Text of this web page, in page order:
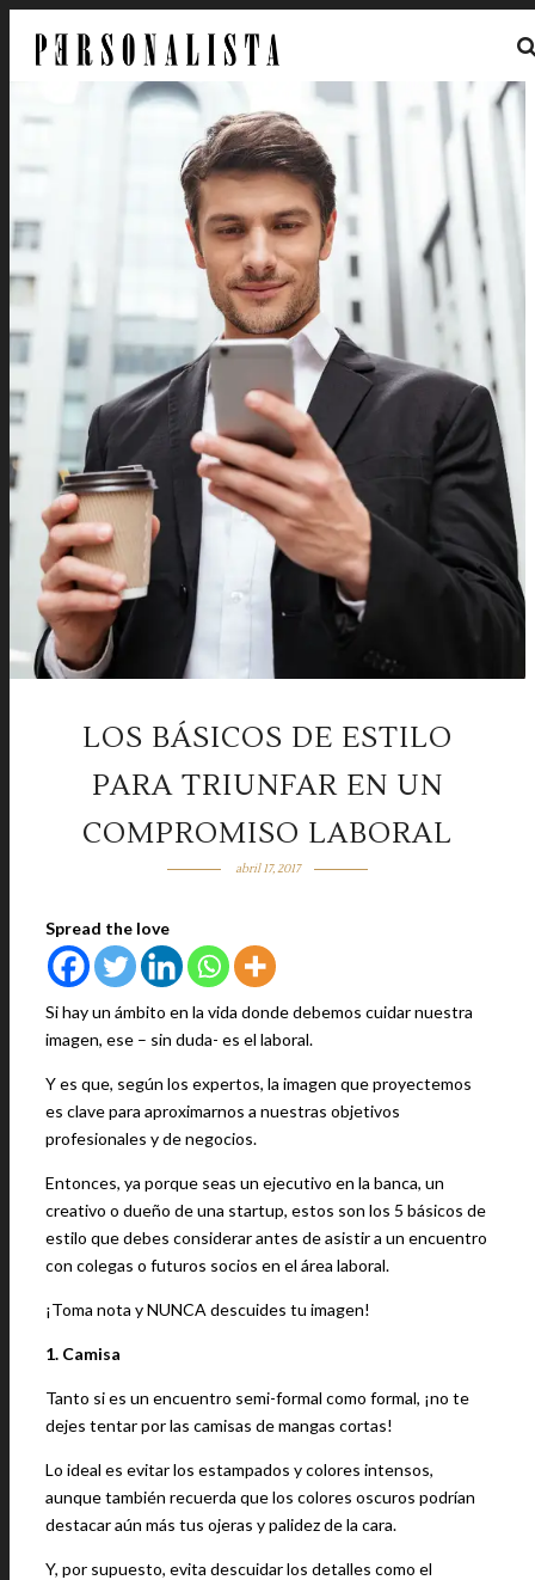
LOS BÁSICOS DE ESTILO
PARA TRIUNFAR EN UN
COMPROMISO LABORAL
abril 17, 2017
Spread the love
Si hay un ámbito en la vida donde debemos cuidar nuestra
imagen, ese – sin duda- es el laboral.
Y es que, según los expertos, la imagen que proyectemos
es clave para aproximarnos a nuestras objetivos
profesionales y de negocios.
Entonces, ya porque seas un ejecutivo en la banca, un
creativo o dueño de una startup, estos son los 5 básicos de
estilo que debes considerar antes de asistir a un encuentro
con colegas o futuros socios en el área laboral.
¡Toma nota y NUNCA descuides tu imagen!
1. Camisa
Tanto si es un encuentro semi-formal como formal, ¡no te
dejes tentar por las camisas de mangas cortas!
Lo ideal es evitar los estampados y colores intensos,
aunque también recuerda que los colores oscuros podrían
destacar aún más tus ojeras y palidez de la cara.
Y, por supuesto, evita descuidar los detalles como el